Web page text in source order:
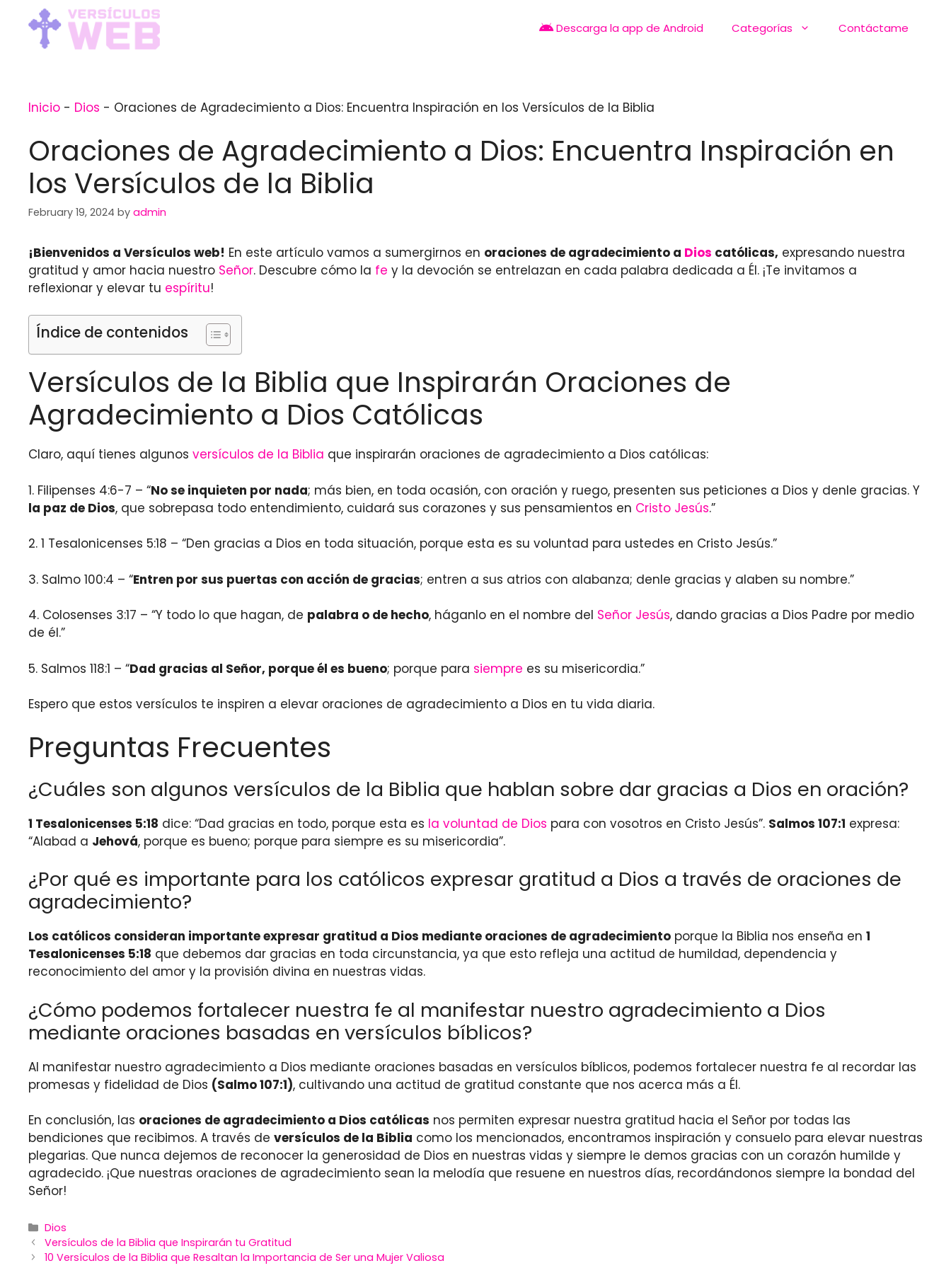
content
Descarga la app de Android Categorías Contáctame
Inicio - Dios - Oraciones de Agradecimiento a Dios: Encuentra Inspiración en los Versículos de la Biblia
Oraciones de Agradecimiento a Dios: Encuentra Inspiración en
los Versículos de la Biblia
February 19, 2024 by admin
¡Bienvenidos a Versículos web! En este artículo vamos a sumergirnos en oraciones de agradecimiento a Dios católicas, expresando nuestra
gratitud y amor hacia nuestro Señor. Descubre cómo la fe y la devoción se entrelazan en cada palabra dedicada a Él. ¡Te invitamos a
reflexionar y elevar tu espíritu!
Índice de contenidos
Versículos de la Biblia que Inspirarán Oraciones de
Agradecimiento a Dios Católicas
Claro, aquí tienes algunos versículos de la Biblia que inspirarán oraciones de agradecimiento a Dios católicas:
1. Filipenses 4:6-7 – “No se inquieten por nada; más bien, en toda ocasión, con oración y ruego, presenten sus peticiones a Dios y denle gracias. Y
la paz de Dios, que sobrepasa todo entendimiento, cuidará sus corazones y sus pensamientos en Cristo Jesús.”
2. 1 Tesalonicenses 5:18 – “Den gracias a Dios en toda situación, porque esta es su voluntad para ustedes en Cristo Jesús.”
3. Salmo 100:4 – “Entren por sus puertas con acción de gracias; entren a sus atrios con alabanza; denle gracias y alaben su nombre.”
4. Colosenses 3:17 – “Y todo lo que hagan, de palabra o de hecho, háganlo en el nombre del Señor Jesús, dando gracias a Dios Padre por medio
de él.”
5. Salmos 118:1 – “Dad gracias al Señor, porque él es bueno; porque para siempre es su misericordia.”
Espero que estos versículos te inspiren a elevar oraciones de agradecimiento a Dios en tu vida diaria.
Preguntas Frecuentes
¿Cuáles son algunos versículos de la Biblia que hablan sobre dar gracias a Dios en oración?
1 Tesalonicenses 5:18 dice: “Dad gracias en todo, porque esta es la voluntad de Dios para con vosotros en Cristo Jesús”. Salmos 107:1 expresa:
“Alabad a Jehová, porque es bueno; porque para siempre es su misericordia”.
¿Por qué es importante para los católicos expresar gratitud a Dios a través de oraciones de
agradecimiento?
Los católicos consideran importante expresar gratitud a Dios mediante oraciones de agradecimiento porque la Biblia nos enseña en 1
Tesalonicenses 5:18 que debemos dar gracias en toda circunstancia, ya que esto refleja una actitud de humildad, dependencia y
reconocimiento del amor y la provisión divina en nuestras vidas.
¿Cómo podemos fortalecer nuestra fe al manifestar nuestro agradecimiento a Dios
mediante oraciones basadas en versículos bíblicos?
Al manifestar nuestro agradecimiento a Dios mediante oraciones basadas en versículos bíblicos, podemos fortalecer nuestra fe al recordar las
promesas y fidelidad de Dios (Salmo 107:1), cultivando una actitud de gratitud constante que nos acerca más a Él.
En conclusión, las oraciones de agradecimiento a Dios católicas nos permiten expresar nuestra gratitud hacia el Señor por todas las
bendiciones que recibimos. A través de versículos de la Biblia como los mencionados, encontramos inspiración y consuelo para elevar nuestras
plegarias. Que nunca dejemos de reconocer la generosidad de Dios en nuestras vidas y siempre le demos gracias con un corazón humilde y
agradecido. ¡Que nuestras oraciones de agradecimiento sean la melodía que resuene en nuestros días, recordándonos siempre la bondad del
Señor!
Categories
Dios
Versículos de la Biblia que Inspirarán tu Gratitud
10 Versículos de la Biblia que Resaltan la Importancia de Ser una Mujer Valiosa